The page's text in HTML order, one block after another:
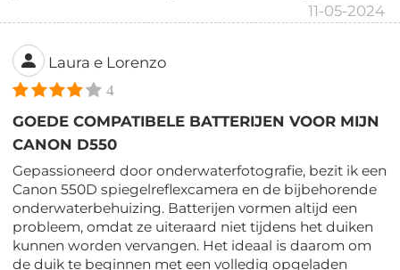
11-05-2024
Laura e Lorenzo
4
GOEDE COMPATIBELE BATTERIJEN VOOR MIJN
CANON D550
Gepassioneerd door onderwaterfotografie, bezit ik een
Canon 550D spiegelreflexcamera en de bijbehorende
onderwaterbehuizing. Batterijen vormen altijd een
probleem, omdat ze uiteraard niet tijdens het duiken
kunnen worden vervangen. Het ideaal is daarom om
de duik te beginnen met een volledig opgeladen